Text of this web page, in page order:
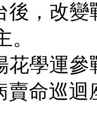
後，改
花學運
賣命巡